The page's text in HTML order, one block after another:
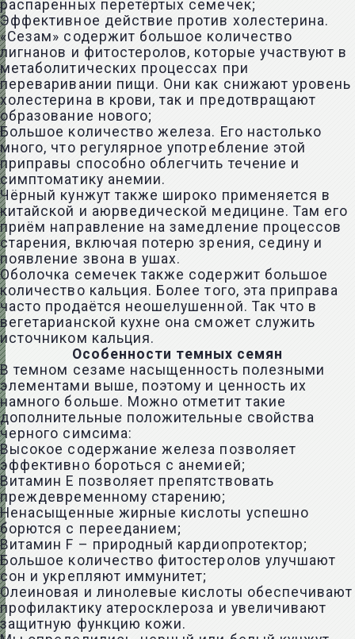
распаренных перетёртых семечек;
Эффективное действие против холестерина.
«Сезам» содержит большое количество
лигнанов и фитостеролов, которые участвуют в
метаболитических процессах при
переваривании пищи. Они как снижают уровень
холестерина в крови, так и предотвращают
образование нового;
Большое количество железа. Его настолько
много, что регулярное употребление этой
приправы способно облегчить течение и
симптоматику анемии.
Чёрный кунжут также широко применяется в
китайской и аюрведической медицине. Там его
приём направление на замедление процессов
старения, включая потерю зрения, седину и
появление звона в ушах.
Оболочка семечек также содержит большое
количество кальция. Более того, эта приправа
часто продаётся неошелушенной. Так что в
вегетарианской кухне она сможет служить
источником кальция.
Особенности темных семян
В темном сезаме насыщенность полезными
элементами выше, поэтому и ценность их
намного больше. Можно отметит такие
дополнительные положительные свойства
черного симсима:
Высокое содержание железа позволяет
эффективно бороться с анемией;
Витамин Е позволяет препятствовать
преждевременному старению;
Ненасыщенные жирные кислоты успешно
борются с перееданием;
Витамин F – природный кардиопротектор;
Большое количество фитостеролов улучшают
сон и укрепляют иммунитет;
Олеиновая и линолевые кислоты обеспечивают
профилактику атеросклероза и увеличивают
защитную функцию кожи.